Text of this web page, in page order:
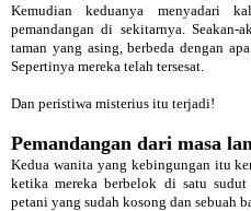
Kemudian keduanya menyadari
pemandangan di sekitarnya. Seakan-
taman yang asing, berbeda dengan
Sepertinya mereka telah tersesat.
Dan peristiwa misterius itu terjadi!
Pemandangan dari masa
Kedua wanita yang kebingungan itu
ketika mereka berbelok di satu
petani yang sudah kosong dan sebuah